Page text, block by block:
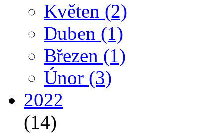
Květen (2)
Duben (1)
Březen (1)
Únor (3)
2022
(14)